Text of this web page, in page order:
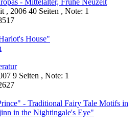
- Mittelalter, Frühe Neuzeit
, 2006 40 Seiten , Note: 1
House"
9 Seiten , Note: 1
- Traditional Fairy Tale Motifs in
in the Nightingale's Eye"